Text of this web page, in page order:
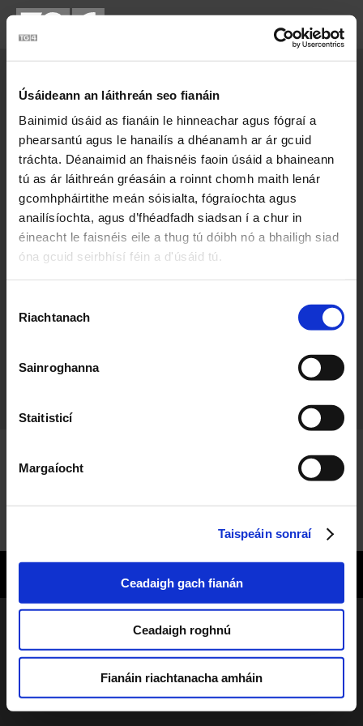
Úsáideann an láithreán seo fianáin
Bainimid úsáid as fianáin le hinneachar agus fógraí a
phearsantú agus le hanailís a dhéanamh ar ár gcuid
tráchta. Déanaimid an fhaisnéis faoin úsáid a bhaineann
tú as ár láithreán gréasáin a roinnt chomh maith lenár
gcomhpháirtithe meán sóisialta, fógraíochta agus
anailísíochta, agus d’fhéadfadh siadsan í a chur in
éineacht le faisnéis eile a thug tú dóibh nó a bhailigh siad
óna gcuid seirbhísí féin a d'úsáid tú.
Toilithe
Riachtanach
Sainroghanna
Staitisticí
Margaíocht
Taispeáin sonraí
Ceadaigh gach fianán
Ceadaigh roghnú
Fianáin riachtanacha amháin
Cartlann Sean Nóis
Grá Reiligiún Bás
Greann
Tírghrá
Caitheamh Aimsire
Deoraíocht
Suantraí
Tragóid
Ól
Caoineadh
Samhlaíocht